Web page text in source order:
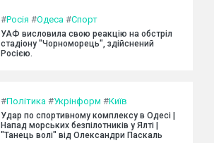
#Росія #Одеса #Спорт
УАФ висловила свою реакцію на обстріл
стадіону "Чорноморець", здійснений
Росією.
#Політика #Укрінформ #Київ
Удар по спортивному комплексу в Одесі |
Напад морських безпілотників у Ялті |
"Танець волі" від Олександри Паскаль